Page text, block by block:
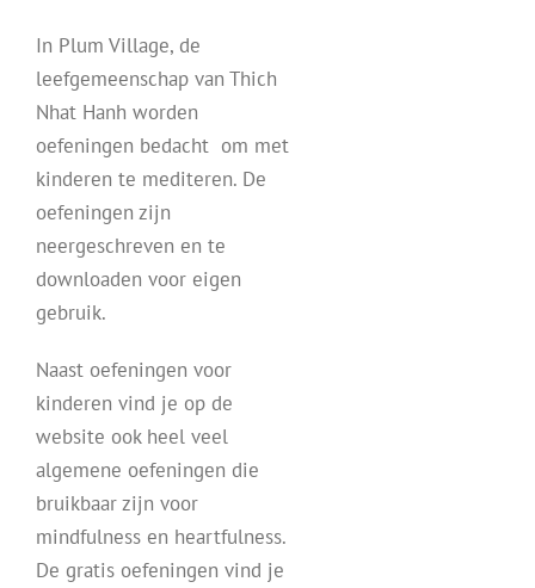
In Plum Village, de
leefgemeenschap van Thich
Nhat Hanh worden
oefeningen bedacht om met
kinderen te mediteren. De
oefeningen zijn
neergeschreven en te
downloaden voor eigen
gebruik.
Naast oefeningen voor
kinderen vind je op de
website ook heel veel
algemene oefeningen die
bruikbaar zijn voor
mindfulness en heartfulness.
De gratis oefeningen vind je